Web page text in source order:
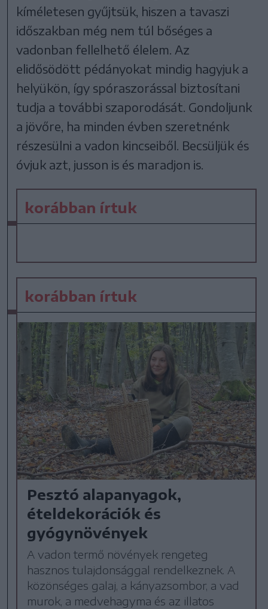
kíméletesen gyűjtsük, hiszen a tavaszi
időszakban még nem túl bőséges a
vadonban fellelhető élelem. Az
elidősödött pédányokat mindig hagyjuk a
helyükön, így spóraszorással biztosítani
tudja a további szaporodását. Gondoljunk
a jövőre, ha minden évben szeretnénk
részesülni a vadon kincseiből. Becsüljük és
óvjuk azt, jusson is és maradjon is.
korábban írtuk
korábban írtuk
Pesztó alapanyagok,
ételdekorációk és
gyógynövények
A vadon termő növények rengeteg
hasznos tulajdonsággal rendelkeznek. A
közönséges galaj, a kányazsombor, a vad
murok, a medvehagyma és az illatos